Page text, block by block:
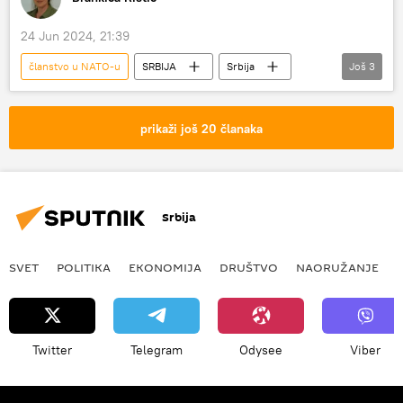
24 Jun 2024, 21:39
članstvo u NATO-u SRBIJA
Srbija
Srbija – politika
Kosovo i Metohija (KiM)
Još 3
prikaži još 20 članaka
Srbija
SVET POLITIKA EKONOMIJA DRUŠTVO NAORUŽANJE
Twitter Telegram Odysee Viber